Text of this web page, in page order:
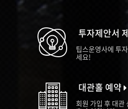
투자제안서
팁스운영사에 투
세요!
대관홀 예약
회원 가입 후 대관